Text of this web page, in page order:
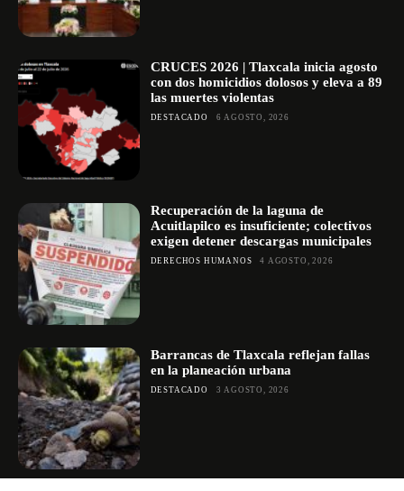
CRUCES 2026 | Tlaxcala inicia agosto
con dos homicidios dolosos y eleva a 89
las muertes violentas
DESTACADO 6 AGOSTO, 2026
Recuperación de la laguna de
Acuitlapilco es insuficiente; colectivos
exigen detener descargas municipales
DERECHOS HUMANOS 4 AGOSTO, 2026
Barrancas de Tlaxcala reflejan fallas
en la planeación urbana
DESTACADO 3 AGOSTO, 2026